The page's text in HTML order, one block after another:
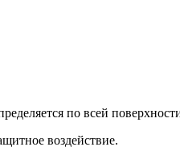
по всей
воздействие.